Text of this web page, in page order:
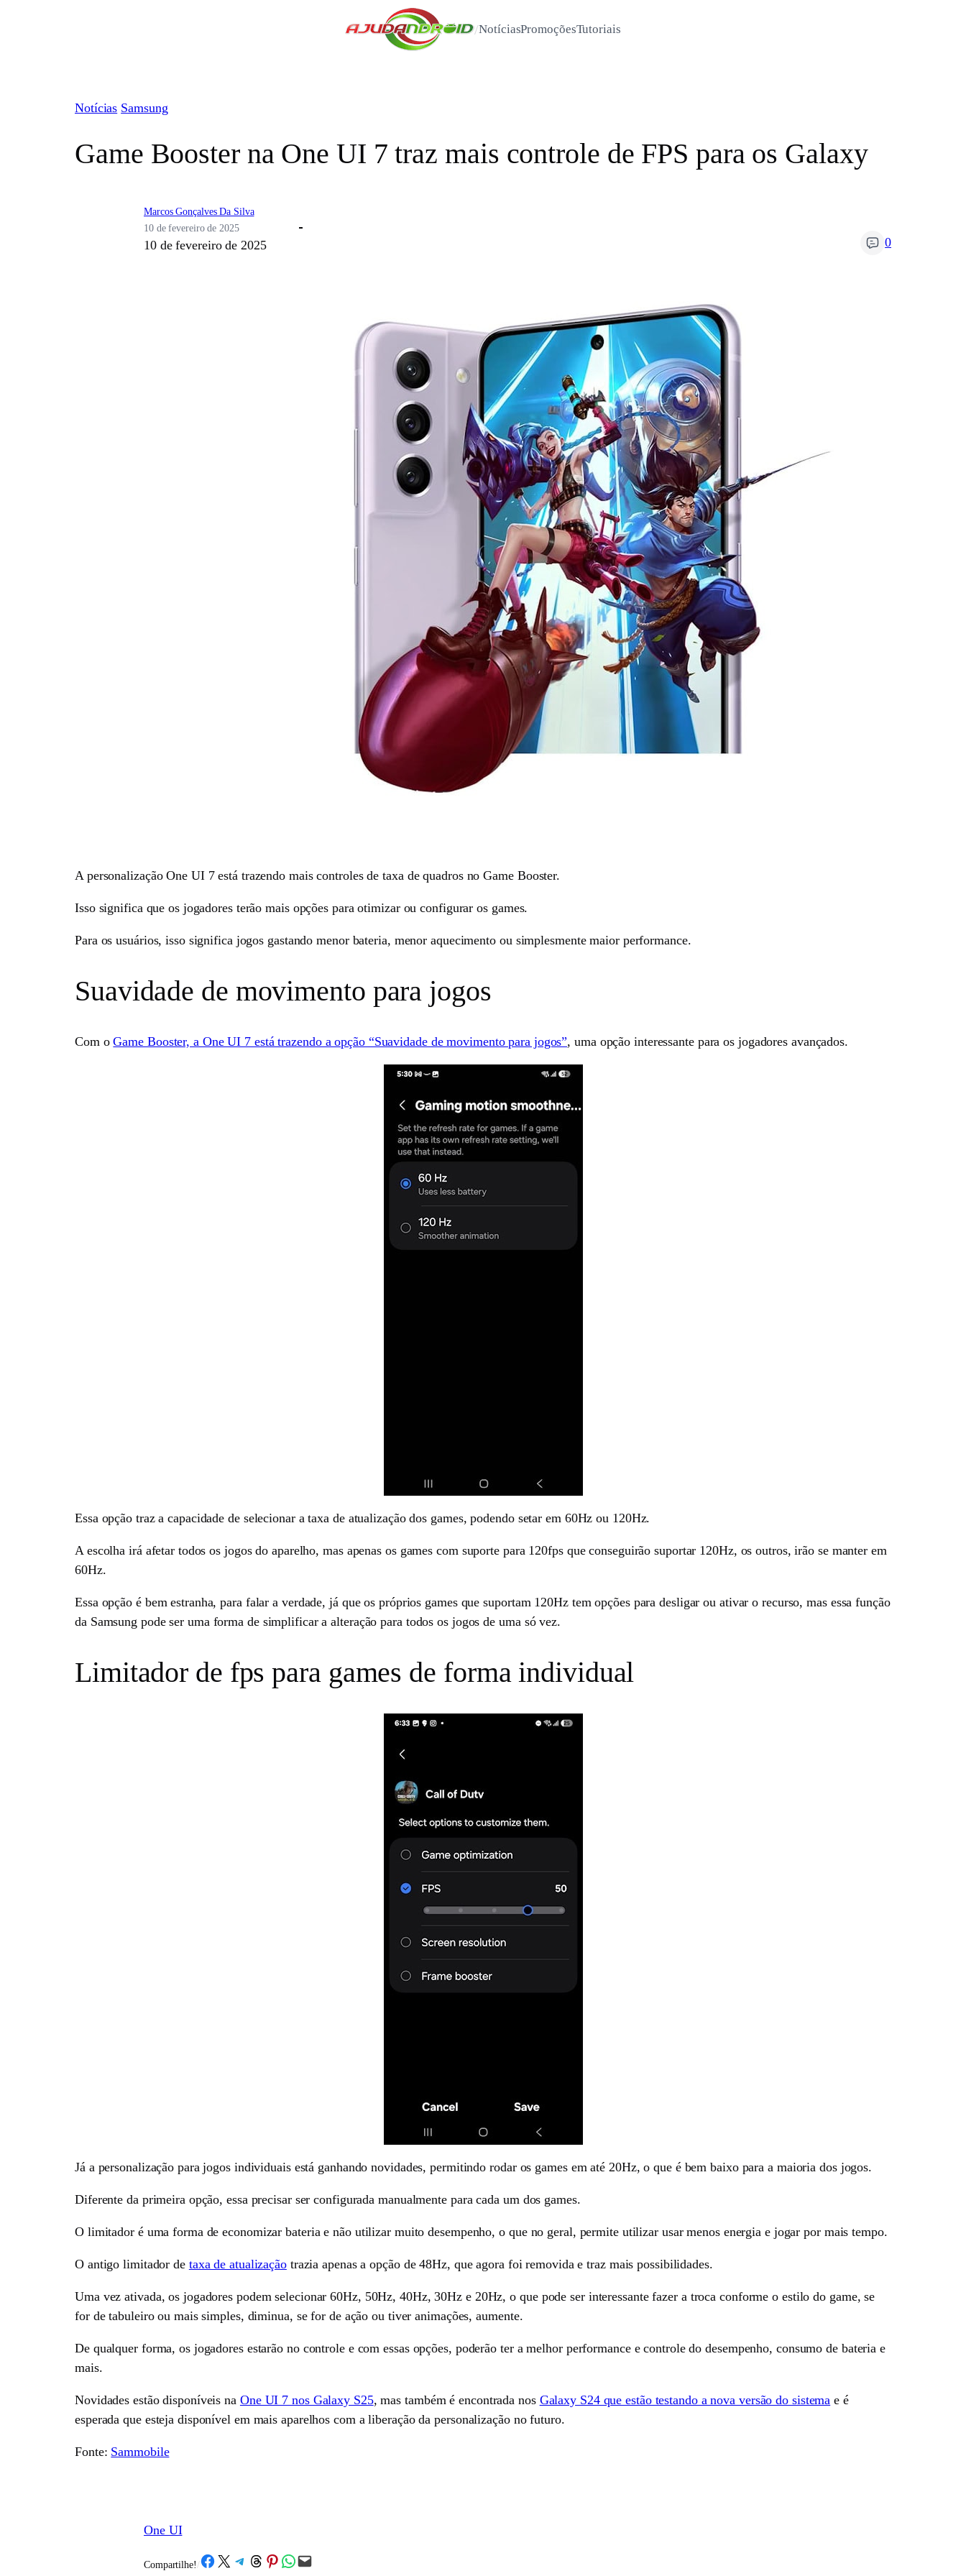
/NotíciasPromoçõesTutoriais
Notícias Samsung
Game Booster na One UI 7 traz mais controle de FPS para os Galaxy
Marcos Gonçalves Da Silva
10 de fevereiro de 2025
10 de fevereiro de 2025 0
A personalização One UI 7 está trazendo mais controles de taxa de quadros no Game Booster.
Isso significa que os jogadores terão mais opções para otimizar ou configurar os games.
Para os usuários, isso significa jogos gastando menor bateria, menor aquecimento ou simplesmente maior performance.
Suavidade de movimento para jogos
Com oGame Booster, a One UI 7 está trazendo a opção “Suavidade de movimento para jogos”, uma opção interessante para os jogadores avançados.
Essa opção traz a capacidade de selecionar a taxa de atualização dos games, podendo setar em 60Hz ou 120Hz.
A escolha irá afetar todos os jogos do aparelho, mas apenas os games com suporte para 120fps que conseguirão suportar 120Hz, os outros, irão se manter em
60Hz.
Essa opção é bem estranha, para falar a verdade, já que os próprios games que suportam 120Hz tem opções para desligar ou ativar o recurso, mas essa função
da Samsung pode ser uma forma de simplificar a alteração para todos os jogos de uma só vez.
Limitador de fps para games de forma individual
Já a personalização para jogos individuais está ganhando novidades, permitindo rodar os games em até 20Hz, o que é bem baixo para a maioria dos jogos.
Diferente da primeira opção, essa precisar ser configurada manualmente para cada um dos games.
O limitador é uma forma de economizar bateria e não utilizar muito desempenho, o que no geral, permite utilizar usar menos energia e jogar por mais tempo.
O antigo limitador de taxa de atualizaçãotrazia apenas a opção de 48Hz, que agora foi removida e traz mais possibilidades.
Uma vez ativada, os jogadores podem selecionar 60Hz, 50Hz, 40Hz, 30Hz e 20Hz, o que pode ser interessante fazer a troca conforme o estilo do game, se
for de tabuleiro ou mais simples, diminua, se for de ação ou tiver animações, aumente.
De qualquer forma, os jogadores estarão no controle e com essas opções, poderão ter a melhor performance e controle do desempenho, consumo de bateria e
mais.
Novidades estão disponíveis na One UI 7 nos Galaxy S25, mas também é encontrada nos Galaxy S24 que estão testando a nova versão do sistema e é
esperada que esteja disponível em mais aparelhos com a liberação da personalização no futuro.
Fonte: Sammobile
One UI
Compartilhe! /Share on Facebook
Share on X Share on Telegram
Share on Threads
Share on Pinterest
Share on WhatsApp
Email this Page